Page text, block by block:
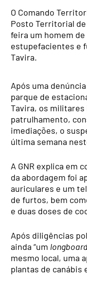
O Comando
Posto Territorial
feira um homem
estupefacientes e
Tavira.
Após uma
parque de
Tavira, os
patrulhamento,
imediações, o
última semana
A GNR explica em
da abordagem foi
auriculares e um
de furtos, bem
e duas doses de
Após diligências
ainda “um
mesmo local, uma
plantas de canábis